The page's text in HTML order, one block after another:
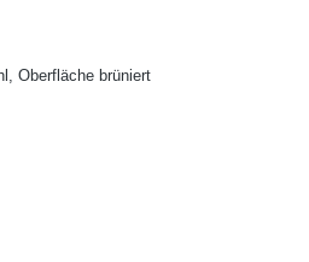
Oberfläche brüniert